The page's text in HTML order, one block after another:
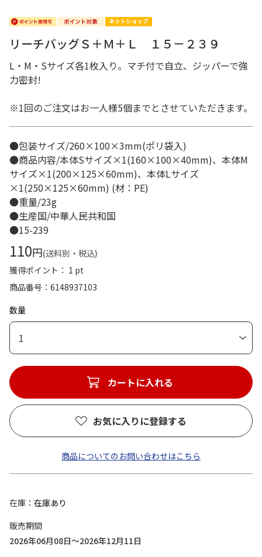
リーチバッグＳ＋Ｍ＋Ｌ １５－２３９
L・M・Sサイズ各1枚入り。マチ付で自立、ジッパーで強
力密封!
※1回のご注文はお一人様5個までとさせていただきます。
●包装サイズ/260×100×3mm(ポリ袋入)
●商品内容/本体Sサイズ×1(160×100×40mm)、本体M
サイズ×1(200×125×60mm)、本体Lサイズ
×1(250×125×60mm) (材：PE)
●重量/23g
●生産国/中華人民共和国
●15-239
110円(送料別・税込)
獲得ポイント： 1 pt
商品番号
6148937103
数量
1
カートに入れる
お気に入りに登録する
商品についてのお問い合わせはこちら
在庫
在庫あり
販売期間
2026年06月08日～2026年12月11日